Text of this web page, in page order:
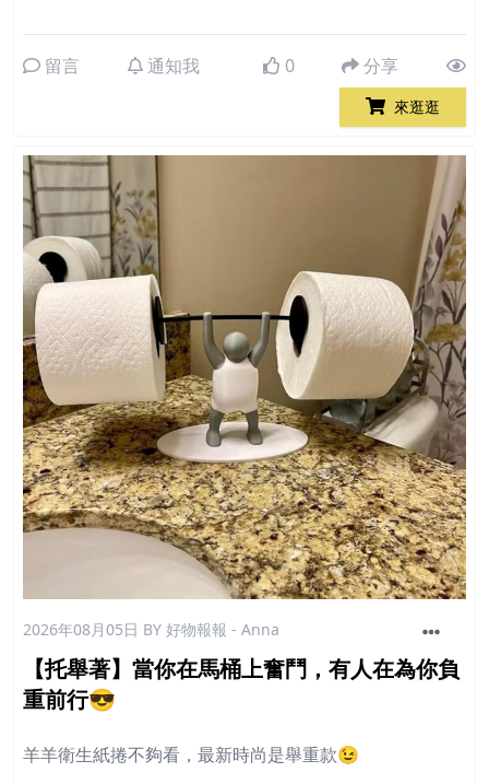
留言 通知我 0 分享
來逛逛
2026年08月05日 BY 好物報報 - Anna
【托舉著】當你在馬桶上奮鬥，有人在為你負
重前行😎
羊羊衛生紙捲不夠看，最新時尚是舉重款😉